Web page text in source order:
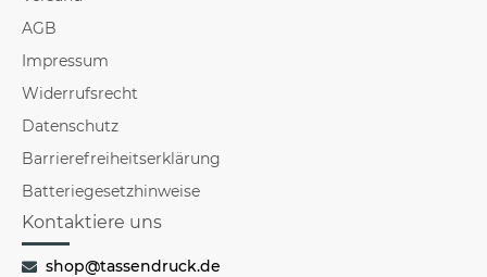
AGB
Impressum
Widerrufsrecht
Datenschutz
Barrierefreiheitserklärung
Batteriegesetzhinweise
Kontaktiere uns
shop@tassendruck.de